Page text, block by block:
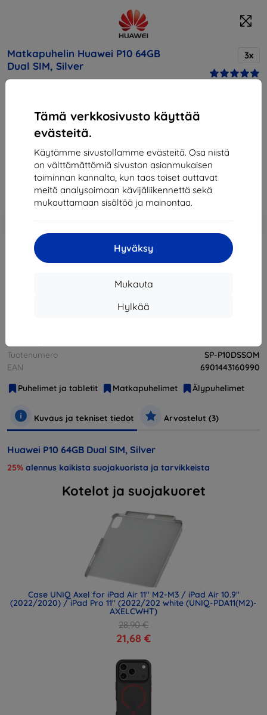
Tämä verkkosivusto käyttää
evästeitä.
Käytämme sivustollamme evästeitä. Osa niistä
on välttämättömiä sivuston asianmukaisen
toiminnan kannalta, kun taas toiset auttavat
meitä analysoimaan kävijäliikennettä sekä
mukauttamaan sisältöä ja mainontaa.
Hyväksy
Mukauta
Hylkää
Matkapuhelin Huawei P10 64GB
Dual SIM, Silver
3x
lisävarusteista!
442,90 €
398,61 €
Tuotenumero
SP-P10DSSOM
EAN
6901443160990
Puhelimet ja tabletit
Matkapuhelimet Älypuhelimet
Kuvaus ja tekniset tiedot Arvostelut (3)
Huawei P10 64GB Dual SIM, Silver
25% alennus kaikista suojakuorista ja tarvikkeista
Kotelot ja suojakuoret
Case UNIQ Axel for iPad Air 11" M2-M3 / iPad Air 10.9"
(2022/2020) / iPad Pro 11" (2022/202 white (UNIQ-PDA11(M2)-
AXELCWHT)
28,90 €
21,68 €